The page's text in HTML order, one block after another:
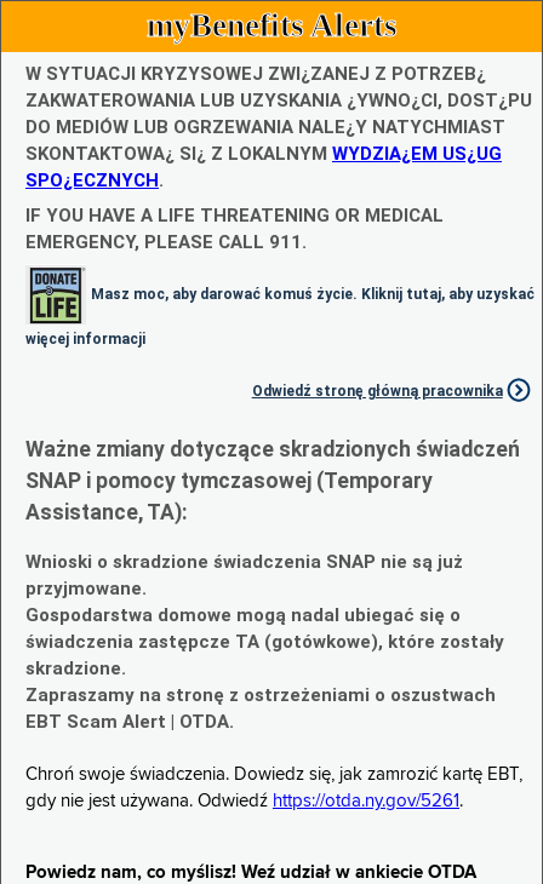
myBenefits Alerts
W SYTUACJI KRYZYSOWEJ ZWI¿ZANEJ Z POTRZEB¿
ZAKWATEROWANIA LUB UZYSKANIA ¿YWNO¿CI, DOST¿PU
DO MEDIÓW LUB OGRZEWANIA NALE¿Y NATYCHMIAST
SKONTAKTOWA¿ SI¿ Z LOKALNYM WYDZIA¿EM US¿UG
SPO¿ECZNYCH.
IF YOU HAVE A LIFE THREATENING OR MEDICAL
EMERGENCY, PLEASE CALL 911.
Masz moc, aby darować komuś życie. Kliknij tutaj, aby uzyskać
więcej informacji
Odwiedź stronę główną pracownika
Ważne zmiany dotyczące skradzionych świadczeń
SNAP i pomocy tymczasowej (Temporary
Assistance, TA):
Wnioski o skradzione świadczenia SNAP nie są już
przyjmowane.
Gospodarstwa domowe mogą nadal ubiegać się o
świadczenia zastępcze TA (gotówkowe), które zostały
skradzione.
Zapraszamy na stronę z ostrzeżeniami o oszustwach
EBT Scam Alert | OTDA.
Chroń swoje świadczenia. Dowiedz się, jak zamrozić kartę EBT,
gdy nie jest używana. Odwiedź https://otda.ny.gov/5261 .
Powiedz nam, co myślisz! Weź udział w ankiecie OTDA